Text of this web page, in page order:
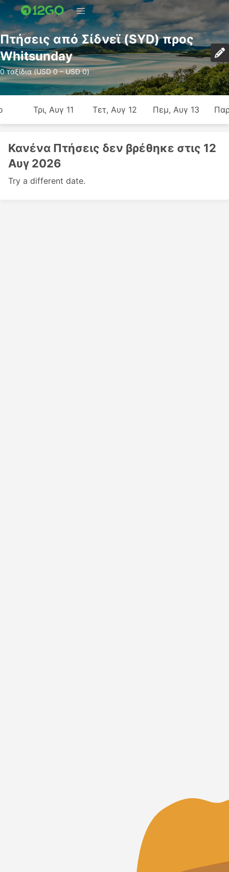
Πτήσεις από Σίδνεϊ (SYD) προς
Whitsunday
0 ταξίδια (USD 0 – USD 0)
Τρι, Αυγ 11 Τετ, Αυγ 12 Πεμ, Αυγ 13
Κανένα Πτήσεις δεν βρέθηκε στις 12
Αυγ 2026
Try a different date.